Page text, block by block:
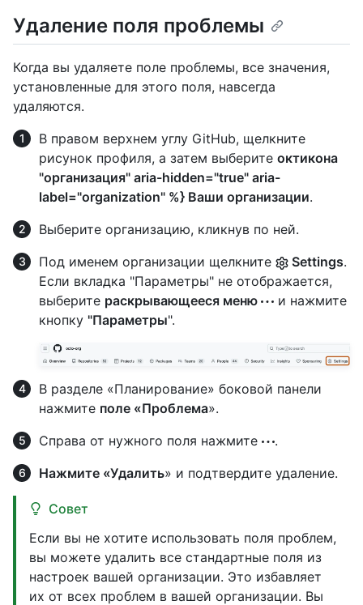
Удаление поля проблемы
Когда вы удаляете поле проблемы, все значения,
установленные для этого поля, навсегда
удаляются.
В правом верхнем углу GitHub, щелкните
рисунок профиля, а затем выберите октикона
"организация" aria-hidden="true" aria-
label="organization" %} Ваши организации.
Выберите организацию, кликнув по ней.
Под именем организации щелкните
Settings.
Если вкладка "Параметры" не отображается,
выберите раскрывающееся меню
и нажмите
кнопку "Параметры".
В разделе «Планирование» боковой панели
нажмите поле «Проблема».
Справа от нужного поля нажмите
.
Нажмите «Удалить» и подтвердите удаление.
Совет
Если вы не хотите использовать поля проблем,
вы можете удалить все стандартные поля из
настроек вашей организации. Это избавляет
их от всех проблем в вашей организации. Вы